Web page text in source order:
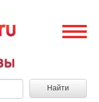
Найти